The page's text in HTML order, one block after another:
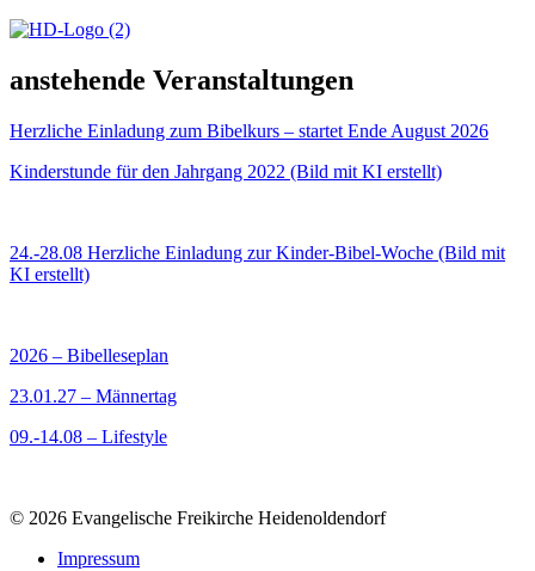
anstehende Veranstaltungen
Herzliche Einladung zum Bibelkurs – startet Ende August 2026
Kinderstunde für den Jahrgang 2022 (Bild mit KI erstellt)
24.-28.08 Herzliche Einladung zur Kinder-Bibel-Woche (Bild mit
KI erstellt)
2026 – Bibelleseplan
23.01.27 – Männertag
09.-14.08 – Lifestyle
© 2026 Evangelische Freikirche Heidenoldendorf
Impressum